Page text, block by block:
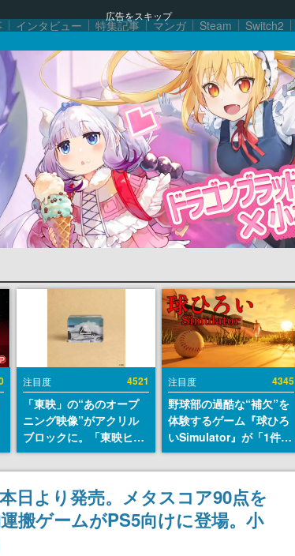
広告をスキップ
インタビュー 特集記事 マンガ Steam Switch2
注目度 4521
「東映」の“あのオープ
ニング映像”がアクリル
ブロックに。「東映ヒス
トリカル グッズコレクシ
ョン」が8月下旬より発
売
注目度 4345
野球部の過酷な“補欠”を
体験するゲーム『球ひろ
いSimulator』が「1件」
のウィッシュリストをも
とにチェコ語に対応し
SNSで話題に。『キング
ダム・カム』開発元やチ
ェコのプロ野球選手から
日より発売。メタスコア90点を
搬ゲームがPS5向けに登場。小